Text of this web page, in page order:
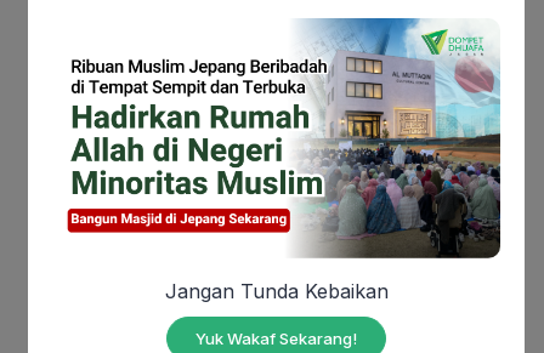
dai dalam menghadapi respon di wilayahnya masing-
masing.
Enjang Damin, salah satu peserta dari Ciamis,
berbagi Kesan mendalamnya.
“Pelatihan ini (dai tanggap bencana) sangat luar
biasa, merupakan pengalaman pertama saya ikut
pengalaman dan teman-teman baru yang semoga
kedepannya bisa terus saling berkolaborasi dalam
Jangan Tunda Kebaikan
Yuk Wakaf Sekarang!